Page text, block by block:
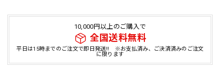
10,000円以上のご購入で
全国送料無料
平日は15時までのご注文で即日発送!! ※お支払済み、ご決済済みのご注文
に限ります